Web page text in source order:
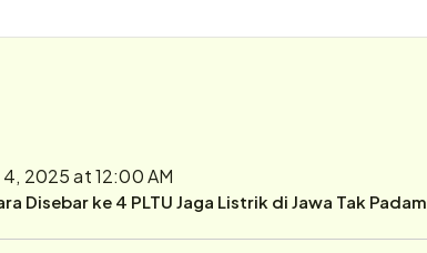
4, 2025 at 12:00 AM
Disebar ke 4 PLTU Jaga Listrik di Jawa Tak Padam